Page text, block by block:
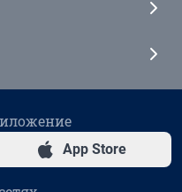
App Store